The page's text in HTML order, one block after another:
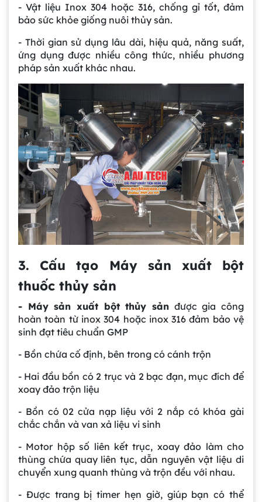
- Vật liệu Inox 304 hoặc 316, chống gỉ tốt, đảm
bảo sức khỏe giống nuôi thủy sản.
- Thời gian sử dụng lâu dài, hiệu quả, năng suất,
ứng dụng được nhiều công thức, nhiều phương
pháp sản xuất khác nhau.
3. Cấu tạo Máy sản xuất bột
thuốc thủy sản
- Máy sản xuất bột thủy sản được gia công
hoàn toàn từ inox 304 hoặc inox 316 đảm bảo vệ
sinh đạt tiêu chuẩn GMP
- Bồn chứa cố định, bên trong có cánh trộn
- Hai đầu bồn có 2 trục và 2 bạc đạn, mục đích để
xoay đảo trộn liệu
- Bồn có 02 cửa nạp liệu với 2 nắp có khóa gài
chắc chắn và van xả liệu vi sinh
- Motor hộp số liên kết trục, xoay đảo làm cho
thùng chứa quay liên tục, dẫn nguyên vật liệu di
chuyển xung quanh thùng và trộn đều với nhau.
- Được trang bị timer hẹn giờ, giúp bạn có thể